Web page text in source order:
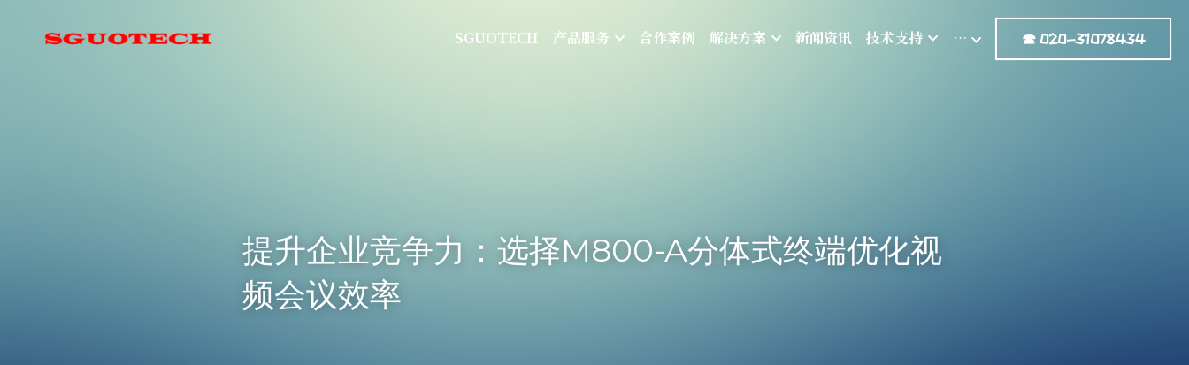
SGUOTECH 产品服务 合作案例 解决方案 新闻资讯 技术支持 … ☎ 020-31078434
提升企业竞争力：选择M800-A分体式终端优化视
频会议效率